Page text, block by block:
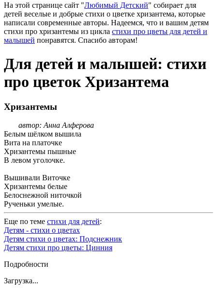
На этой странице сайт "Любимый Детский" собирает для
детей веселые и добрые стихи о цветке хризантема, которые
написали современные авторы. Надеемся, что и вашим детям
стихи про хризантемы из цикла стихи про цветы для детей и
малышей понравятся. Спасибо авторам!
Для детей и малышей: стихи
про цветок Хризантема
Хризантемы
автор: Анна Алферова
Белым шёлком вышила
Вита на платочке
Хризантемы пышные
В левом уголочке.
Вышивали Виточке
Хризантемы белые
Белоснежной ниточкой
Рученьки умелые.
Еще по теме стихи для детей:
Детям - стихи о цветах
Детям стихи о цветах: Подснежник
Детям стихи про цветы: Цинния
Подробности
Загрузка...